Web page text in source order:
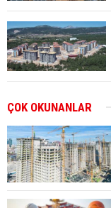
ÇOK OKUNANLAR